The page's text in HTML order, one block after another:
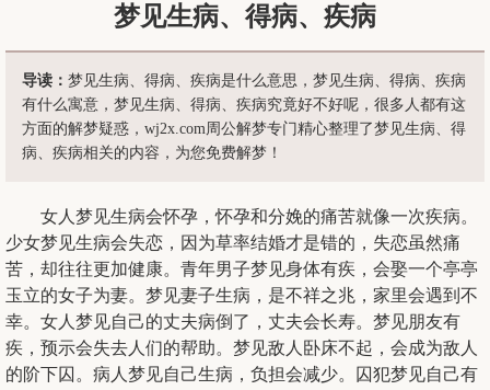
梦见生病、得病、疾病
导读： 梦见生病、得病、疾病是什么意思，梦见生病、得病、疾病
有什么寓意，梦见生病、得病、疾病究竟好不好呢，很多人都有这
方面的解梦疑惑，wj2x.com周公解梦专门精心整理了梦见生病、得
病、疾病相关的内容，为您免费解梦！
女人梦见生病会怀孕，怀孕和分娩的痛苦就像一次疾病。
少女梦见生病会失恋，因为草率结婚才是错的，失恋虽然痛
苦，却往往更加健康。青年男子梦见身体有疾，会娶一个亭亭
玉立的女子为妻。梦见妻子生病，是不祥之兆，家里会遇到不
幸。女人梦见自己的丈夫病倒了，丈夫会长寿。梦见朋友有
疾，预示会失去人们的帮助。梦见敌人卧床不起，会成为敌人
的阶下囚。病人梦见自己生病，负担会减少。囚犯梦见自己有